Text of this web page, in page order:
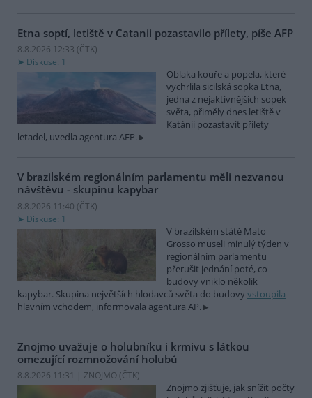
Etna soptí, letiště v Catanii pozastavilo přílety, píše AFP
8.8.2026 12:33 (ČTK)
Diskuse: 1
Oblaka kouře a popela, které
vychrlila sicilská sopka Etna,
jedna z nejaktivnějších sopek
světa, přiměly dnes letiště v
Katánii pozastavit přílety
letadel, uvedla agentura AFP.
V brazilském regionálním parlamentu měli nezvanou
návštěvu - skupinu kapybar
8.8.2026 11:40 (ČTK)
Diskuse: 1
V brazilském státě Mato
Grosso museli minulý týden v
regionálním parlamentu
přerušit jednání poté, co
budovy vniklo několik
kapybar. Skupina největších hlodavců světa do budovy vstoupila
hlavním vchodem, informovala agentura AP.
Znojmo uvažuje o holubníku i krmivu s látkou
omezující rozmnožování holubů
8.8.2026 11:31 | ZNOJMO (ČTK)
Znojmo zjišťuje, jak snížit počty